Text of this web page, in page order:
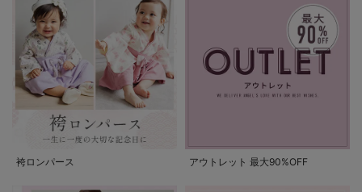
袴ロンパース アウトレット 最大90%OFF